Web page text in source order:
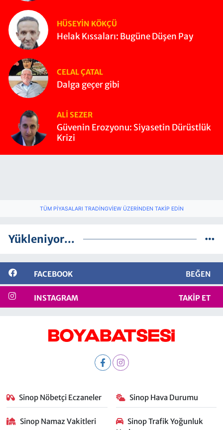
HÜSEYIN KÖKÇÜ
Helak Kıssaları: Bugüne Düşen Pay
CELAL ÇATAL
Dalga geçer gibi
ALI SEZER
Güvenin Erozyonu: Siyasetin Dürüstlük
Krizi
TÜM PIYASALARI TRADINGVIEW ÜZERINDEN TAKIP EDIN
Yükleniyor...
FACEBOOK BEĞEN
INSTAGRAM TAKIP ET
Sinop Nöbetçi Eczaneler Sinop Hava Durumu
Sinop Namaz Vakitleri
Sinop Trafik Yoğunluk